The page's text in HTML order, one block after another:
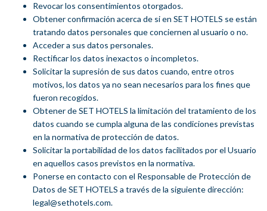
Revocar los consentimientos otorgados.
Obtener confirmación acerca de si en SET HOTELS se están
tratando datos personales que conciernen al usuario o no.
Acceder a sus datos personales.
Rectificar los datos inexactos o incompletos.
Solicitar la supresión de sus datos cuando, entre otros
motivos, los datos ya no sean necesarios para los fines que
fueron recogidos.
Obtener de SET HOTELS la limitación del tratamiento de los
datos cuando se cumpla alguna de las condiciones previstas
en la normativa de protección de datos.
Solicitar la portabilidad de los datos facilitados por el Usuario
en aquellos casos previstos en la normativa.
Ponerse en contacto con el Responsable de Protección de
Datos de SET HOTELS a través de la siguiente dirección:
legal@sethotels.com.